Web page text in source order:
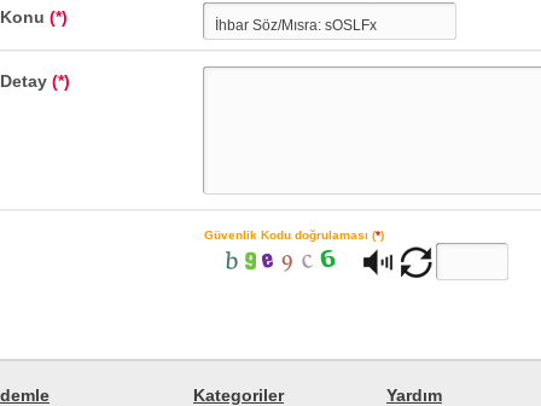
Konu (*)
Detay (*)
Güvenlik Kodu doğrulaması (*)
demle Kategoriler Yardım